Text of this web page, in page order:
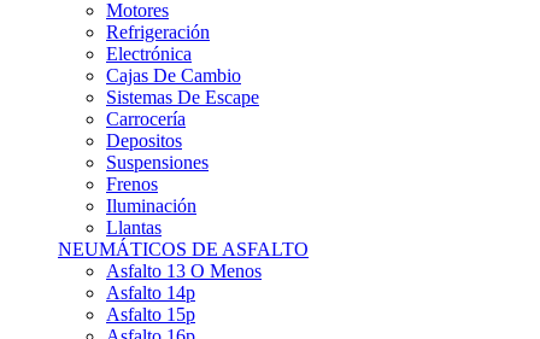
Electrónica
Cajas De Cambio
Sistemas De Escape
Carrocería
Depositos
Suspensiones
Frenos
Iluminación
Llantas
NEUMÁTICOS DE ASFALTO
Asfalto 13 O Menos
Asfalto 14p
Asfalto 15p
Asfalto 16p
Asfalto 17p